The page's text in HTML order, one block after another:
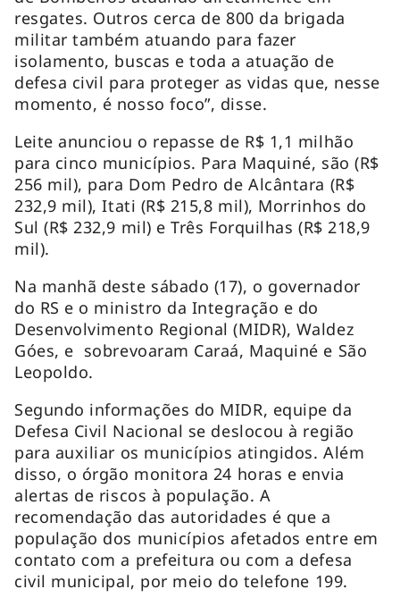
resgates. Outros cerca de 800 da brigada
militar também atuando para fazer
isolamento, buscas e toda a atuação de
defesa civil para proteger as vidas que, nesse
momento, é nosso foco”, disse.
Leite anunciou o repasse de R$ 1,1 milhão
para cinco municípios. Para Maquiné, são (R$
256 mil), para Dom Pedro de Alcântara (R$
232,9 mil), Itati (R$ 215,8 mil), Morrinhos do
Sul (R$ 232,9 mil) e Três Forquilhas (R$ 218,9
mil).
Na manhã deste sábado (17), o governador
do RS e o ministro da Integração e do
Desenvolvimento Regional (MIDR), Waldez
Góes, e sobrevoaram Caraá, Maquiné e São
Leopoldo.
Segundo informações do MIDR, equipe da
Defesa Civil Nacional se deslocou à região
para auxiliar os municípios atingidos. Além
disso, o órgão monitora 24 horas e envia
alertas de riscos à população. A
recomendação das autoridades é que a
população dos municípios afetados entre em
contato com a prefeitura ou com a defesa
civil municipal, por meio do telefone 199.